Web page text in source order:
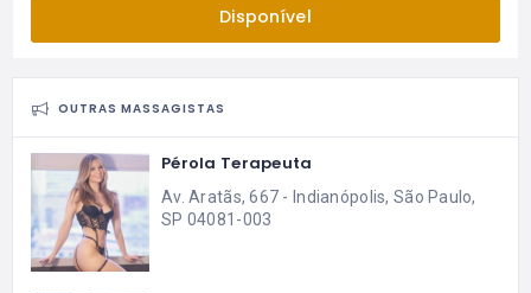
Disponível
OUTRAS MASSAGISTAS
Pérola Terapeuta
Av. Aratãs, 667 - Indianópolis, São Paulo,
SP 04081-003